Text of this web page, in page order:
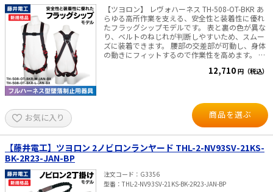
【ツヨロン】 レヴォハーネス TH-508-OT-BKR あ
らゆる高所作業を支える、安全性と装着性に優れ
たフラッグシップモデルです。 表と裏の色が異な
り、ベルトのねじれが判断しやすいため、スムー
ズに装着できます。 腰部の交差部が可動し、身体
の動きにフィットするので作業性を高めます。 骨
衝撃荷重を分散する上、ベルトがお尻を包み込む
ベルト：幅30mm ・胴ベルト：50mm幅ベルト着
脱可能 ・ベルト色：(表)黒・(裏)赤 ・重さ：約
12,710 円（税込）
お気に入り 商品を選ぶ
【藤井電工】ツヨロン 2ノビロンランヤード THL-2-NV93SV-21KS-
BK-2R23-JAN-BP
注文コード
G3356
型番
THL-2-NV93SV-21KS-BK-2R23-JAN-BP